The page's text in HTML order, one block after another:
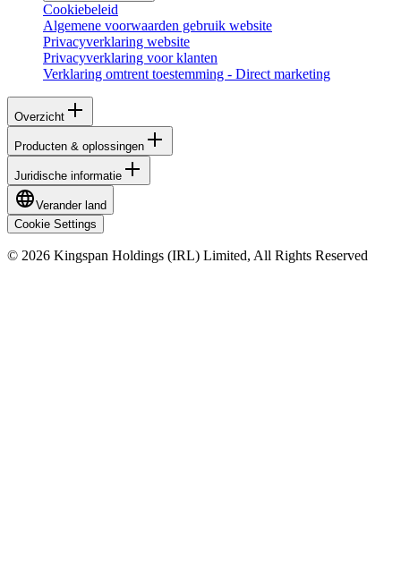
Cookiebeleid
Algemene voorwaarden gebruik website
Privacyverklaring website
Privacyverklaring voor klanten
Verklaring omtrent toestemming - Direct marketing
Overzicht
Producten & oplossingen
Juridische informatie
Verander land
Cookie Settings
© 2026 Kingspan Holdings (IRL) Limited, All Rights Reserved